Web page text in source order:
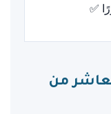
✅
من